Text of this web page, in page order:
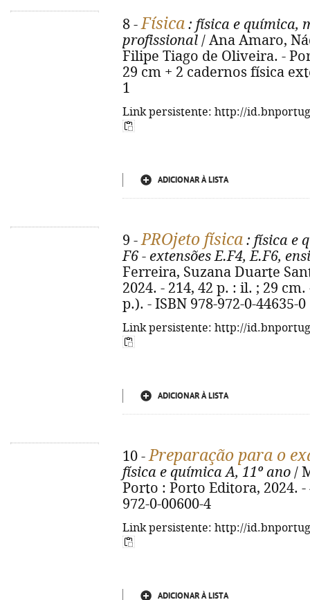
8 -Física : física e química,
profissional / Ana Amaro,
Filipe Tiago de Oliveira. -
29 cm + 2 cadernos física
1
Link persistente: http://
ADICIONAR À LISTA
9 -PROjeto física : física e
F6 - extensões E.F4, E.F6,
Ferreira, Suzana Duarte
2024. - 214, 42 p. : il. ; 29
p.). - ISBN 978-972-0-44635-0
Link persistente: http://
ADICIONAR À LISTA
10 -Preparação para o
física e química A, 11º ano /
Porto : Porto Editora, 2024. -
972-0-00600-4
Link persistente: http://
ADICIONAR À LISTA